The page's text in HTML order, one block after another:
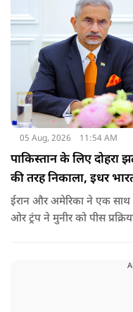
05 Aug, 2026 11:54 AM
पाकिस्तान के लिए दोहरा
की तरह निकाला, इधर
ईरान और अमेरिका ने एक साथ
ओर ट्रंप ने मुनीर को पीस